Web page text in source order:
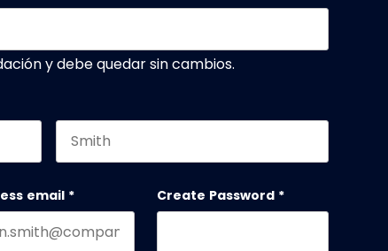
y debe quedar sin cambios.
email * Create Password *